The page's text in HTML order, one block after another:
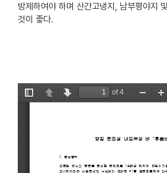
방제하여야 하며 산간고냉지, 남부평야지
것이 좋다.